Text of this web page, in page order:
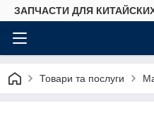
ЗАПЧАСТИ ДЛЯ
Товари та послуги